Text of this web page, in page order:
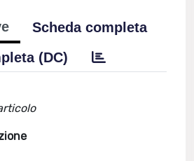
Scheda completa
(DC)